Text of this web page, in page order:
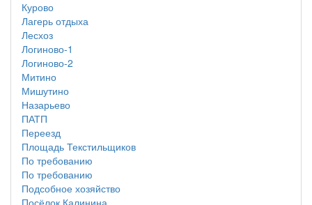
Курово
Лагерь отдыха
Лесхоз
Логиново-1
Логиново-2
Митино
Мишутино
Назарьево
ПАТП
Переезд
Площадь Текстильщиков
По требованию
По требованию
Подсобное хозяйство
Посёлок Калинина